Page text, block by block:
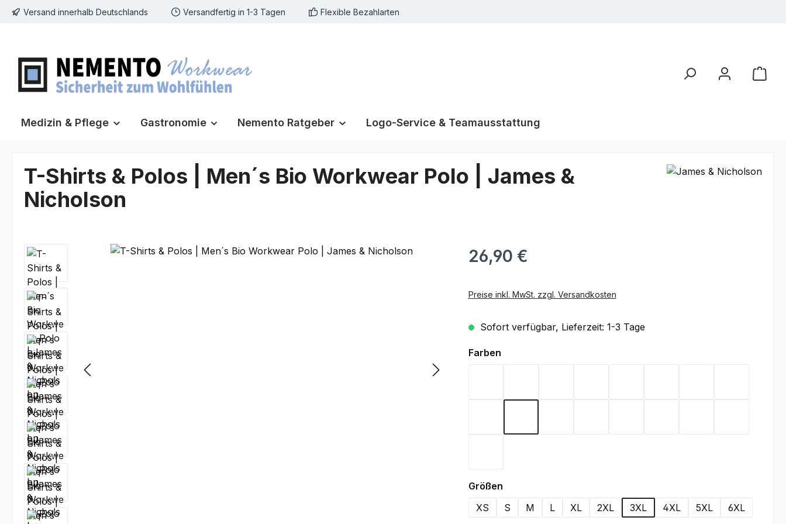
Hauptinhalt springen
Zur Suche springen
Zur Hauptnavigation springen
Versand innerhalb Deutschlands Versandfertig in 1-3 Tagen Flexible Bezahlarten
Medizin & Pflege Gastronomie Nemento Ratgeber Logo-Service & Teamausstattung
T-Shirts & Polos | Men´s Bio Workwear Polo | James &
Nicholson
Bildergalerie überspringen 26,90 €
Preise inkl. MwSt. zzgl. Versandkosten
Sofort verfügbar, Lieferzeit: 1-3 Tage
Farbenauswählen
Größenauswählen
XS
S M L XL 2XL 3XL 4XL 5XL 6XL